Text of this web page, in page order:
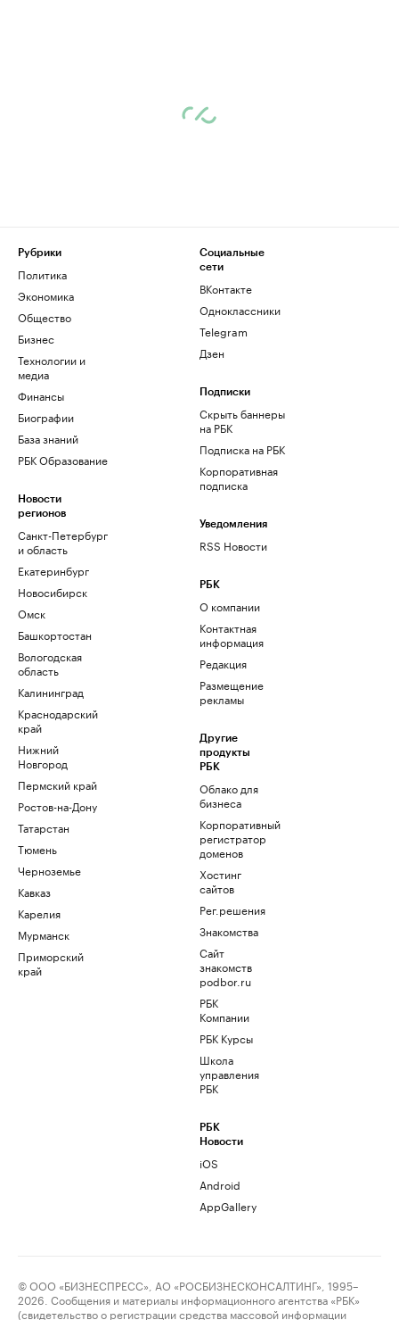
Рубрики
Политика
Экономика
Общество
Бизнес
Технологии и
медиа
Финансы
Биографии
База знаний
РБК Образование
Новости
регионов
Санкт-Петербург
и область
Екатеринбург
Новосибирск
Омск
Башкортостан
Вологодская
область
Калининград
Краснодарский
край
Нижний
Новгород
Пермский край
Ростов-на-Дону
Татарстан
Тюмень
Черноземье
Кавказ
Карелия
Мурманск
Приморский
край
Социальные
сети
ВКонтакте
Одноклассники
Telegram
Дзен
Подписки
Скрыть баннеры
на РБК
Подписка на РБК
Корпоративная
подписка
Уведомления
RSS Новости
РБК
О компании
Контактная
информация
Редакция
Размещение
рекламы
Другие
продукты
РБК
Облако для
бизнеса
Корпоративный
регистратор
доменов
Хостинг
сайтов
Рег.решения
Знакомства
Сайт
знакомств
podbor.ru
РБК
Компании
РБК Курсы
Школа
управления
РБК
РБК
Новости
iOS
Android
AppGallery
© ООО «БИЗНЕСПРЕСС», АО «РОСБИЗНЕСКОНСАЛТИНГ», 1995–
2026. Сообщения и материалы информационного агентства «РБК»
(свидетельство о регистрации средства массовой информации